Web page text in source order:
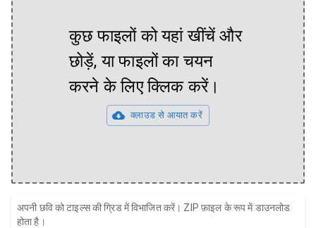
कुछ फाइलों को यहां खींचें और
छोड़ें, या फाइलों का चयन
करने के लिए क्लिक करें।
क्लाउड से आयात करें
अपनी छवि को टाइल्स की ग्रिड में विभाजित करें। ZIP फ़ाइल के रूप में डाउनलोड
होता है।